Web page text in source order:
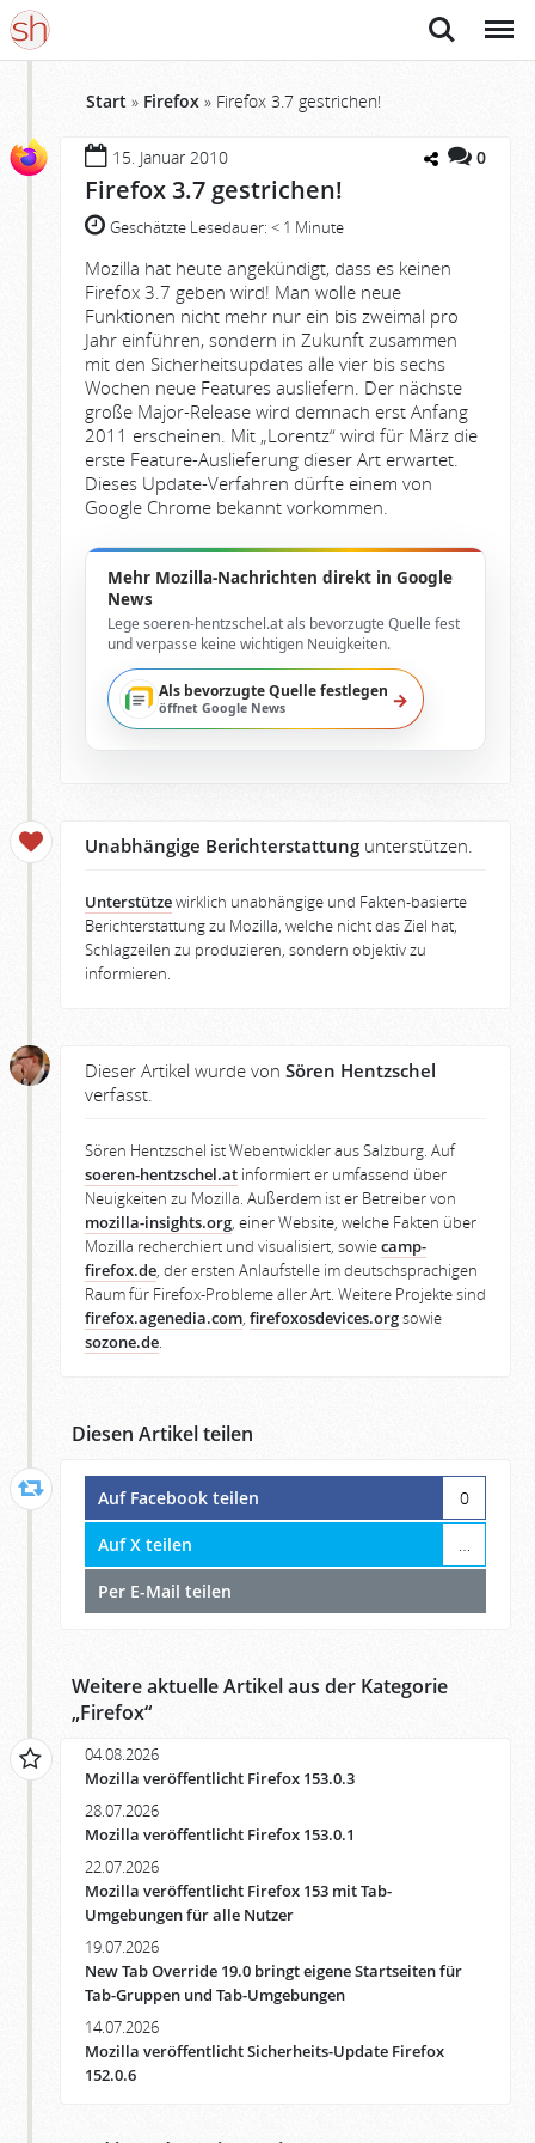
Suche Menü
Start » Firefox » Firefox 3.7 gestrichen!
15. Januar 2010 0
Firefox 3.7 gestrichen!
Geschätzte Lesedauer: < 1 Minute
Mozilla hat heute angekündigt, dass es keinen
Firefox 3.7 geben wird! Man wolle neue
Funktionen nicht mehr nur ein bis zweimal pro
Jahr einführen, sondern in Zukunft zusammen
mit den Sicherheitsupdates alle vier bis sechs
Wochen neue Features ausliefern. Der nächste
große Major-Release wird demnach erst Anfang
2011 erscheinen. Mit „Lorentz“ wird für März die
erste Feature-Auslieferung dieser Art erwartet.
Dieses Update-Verfahren dürfte einem von
Google Chrome bekannt vorkommen.
Mehr Mozilla-Nachrichten direkt in Google
News
Lege soeren-hentzschel.at als bevorzugte Quelle fest
und verpasse keine wichtigen Neuigkeiten.
Als bevorzugte Quelle festlegen
öffnet Google News →
Unabhängige Berichterstattung unterstützen.
Unterstützewirklich unabhängige und Fakten-basierte
Berichterstattung zu Mozilla, welche nicht das Ziel hat,
Schlagzeilen zu produzieren, sondern objektiv zu
informieren.
Dieser Artikel wurde von Sören Hentzschel
verfasst.
Sören Hentzschel ist Webentwickler aus Salzburg. Auf
soeren-hentzschel.at informiert er umfassend über
Neuigkeiten zu Mozilla. Außerdem ist er Betreiber von
mozilla-insights.org, einer Website, welche Fakten über
Mozilla recherchiert und visualisiert, sowiecamp-
firefox.de, der ersten Anlaufstelle im deutschsprachigen
Raum für Firefox-Probleme aller Art. Weitere Projekte sind
firefox.agenedia.com, firefoxosdevices.orgsowie
sozone.de.
Diesen Artikel teilen
Auf Facebook teilen 0
Auf X teilen …
Per E-Mail teilen
Weitere aktuelle Artikel aus der Kategorie
„Firefox“
04.08.2026
Mozilla veröffentlicht Firefox 153.0.3
28.07.2026
Mozilla veröffentlicht Firefox 153.0.1
22.07.2026
Mozilla veröffentlicht Firefox 153 mit Tab-
Umgebungen für alle Nutzer
19.07.2026
New Tab Override 19.0 bringt eigene Startseiten für
Tab-Gruppen und Tab-Umgebungen
14.07.2026
Mozilla veröffentlicht Sicherheits-Update Firefox
152.0.6